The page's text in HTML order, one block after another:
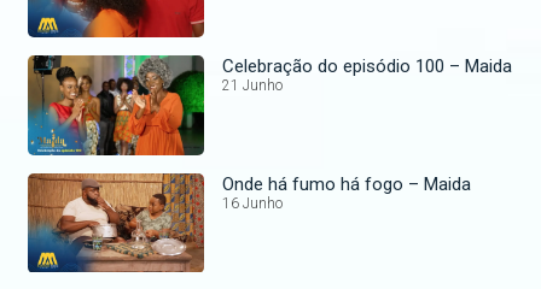
Celebração do episódio 100 – Maida
21 Junho
Onde há fumo há fogo – Maida
16 Junho